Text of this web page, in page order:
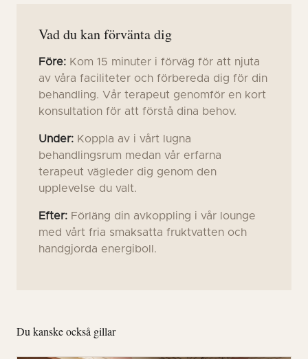
Vad du kan förvänta dig
Före: Kom 15 minuter i förväg för att njuta
av våra faciliteter och förbereda dig för din
behandling. Vår terapeut genomför en kort
konsultation för att förstå dina behov.
Under: Koppla av i vårt lugna
behandlingsrum medan vår erfarna
terapeut vägleder dig genom den
upplevelse du valt.
Efter: Förläng din avkoppling i vår lounge
med vårt fria smaksatta fruktvatten och
handgjorda energiboll.
Du kanske också gillar